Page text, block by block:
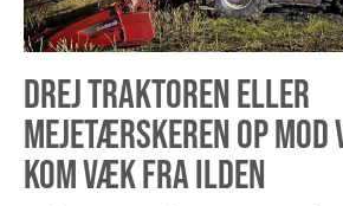
DREJ TRAKTOREN ELLER
MEJETÆRSKEREN OP MOD
KOM VÆK FRA ILDEN